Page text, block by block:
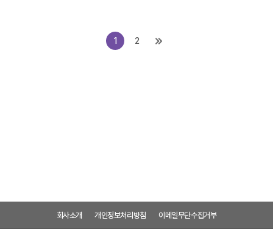
1 2
회사소개 개인정보처리방침 이메일무단수집거부